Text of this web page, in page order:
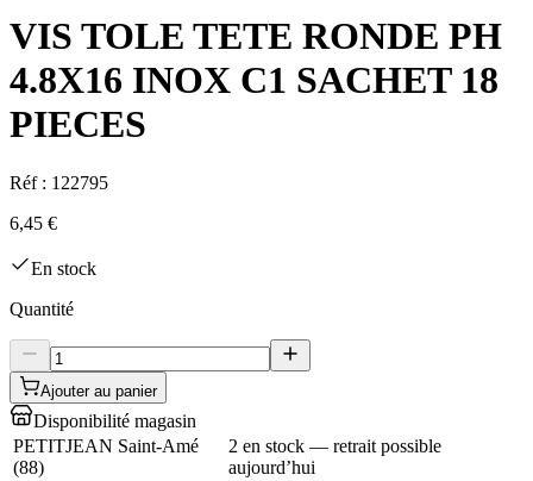
VIS TOLE TETE RONDE PH
4.8X16 INOX C1 SACHET 18
PIECES
Réf : 122795
6,45 €
En stock
Quantité
Ajouter au panier
Disponibilité magasin
PETITJEAN Saint-Amé
(88)
2 en stock — retrait possible
aujourd’hui